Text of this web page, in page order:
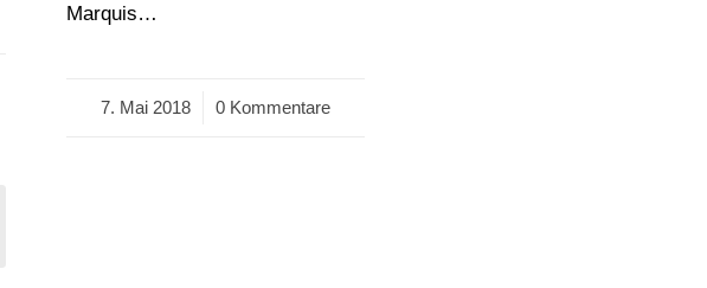
Marquis…
7. Mai 2018
/ 0 Kommentare